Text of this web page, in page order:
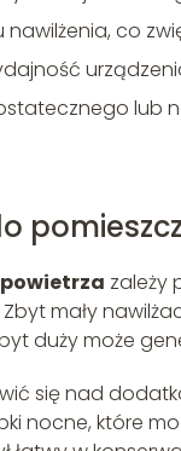
co
lub
zależy
mały
duży może
się nad
nocne, które